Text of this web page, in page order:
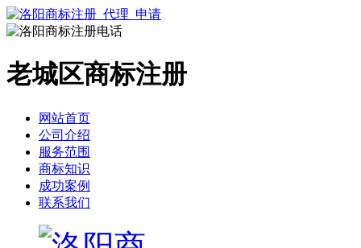
老城区商标注册
网站首页
公司介绍
服务范围
商标知识
成功案例
联系我们